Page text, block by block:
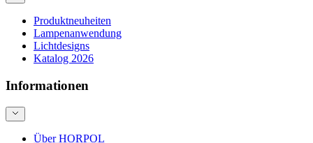
Produktneuheiten
Lampenanwendung
Lichtdesigns
Katalog 2026
Informationen
Über HORPOL